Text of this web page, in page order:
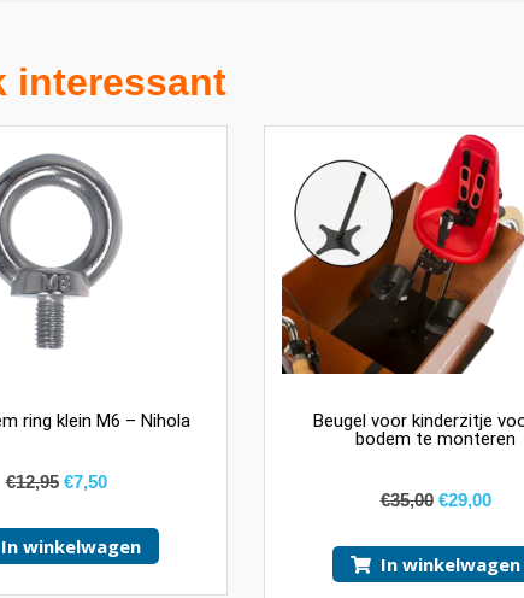
interessant
ring klein M6 – Nihola
€12,95 €7,50
In winkelwagen
Beugel voor kinderzitje
bodem te monteren
€35,00 €29,00
In winkelwagen